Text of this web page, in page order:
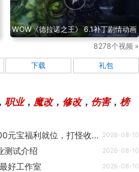
WOW《德拉诺之王》 6.1补丁剧情动画
8278个视频 »
下载 礼包
职业， 魔改， 修改， 伤害， 榜
双区同步火爆开启！《无忧》7200元宝福利就位，打怪收益拉满！ 2026-08-10
测试介绍 2026-08-10
好工作室 2026-08-10